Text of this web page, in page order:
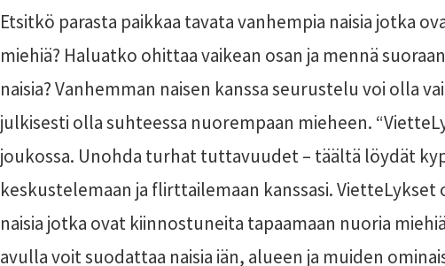
Etsitkö parasta paikkaa tavata vanhempia naisia jotka
miehiä? Haluatko ohittaa vaikean osan ja mennä
naisia? Vanhemman naisen kanssa seurustelu voi olla
julkisesti olla suhteessa nuorempaan mieheen.
joukossa. Unohda turhat tuttavuudet – täältä löydät
keskustelemaan ja flirttailemaan kanssasi.
naisia jotka ovat kiinnostuneita tapaamaan nuoria
avulla voit suodattaa naisia iän, alueen ja muiden